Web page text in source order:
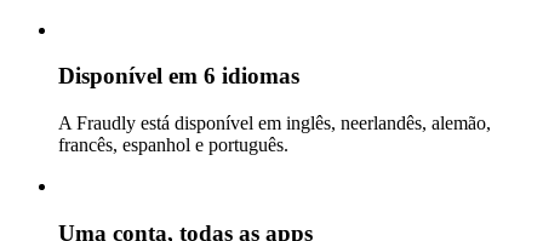
Disponível em 6 idiomas
A Fraudly está disponível em inglês, neerlandês, alemão,
francês, espanhol e português.
Uma conta, todas as apps